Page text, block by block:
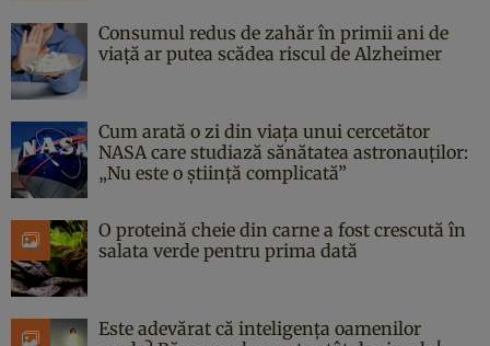
Consumul redus de zahăr în primii ani de
viață ar putea scădea riscul de Alzheimer
Cum arată o zi din viața unui cercetător
NASA care studiază sănătatea astronauților:
„Nu este o știință complicată”
O proteină cheie din carne a fost crescută în
salata verde pentru prima dată
Este adevărat că inteligența oamenilor